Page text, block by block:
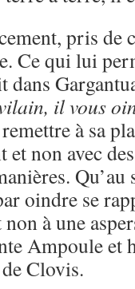
pris de
Ce qui lui
dans
il vous
à sa
et non avec
oindre se
non à une
Ampoule et
Clovis.